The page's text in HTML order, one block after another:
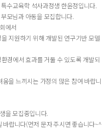
수교육학 석사과정생 한윤정입니다.
모님과 아동을 모집합니다.
에서
지원하기 위해 개발된 연구기반 모델
경에서 효과를 거둘 수 있도록 개발되
을 느끼시는 가정의 많은 참여 바랍니
을 모집중입니다.
랍니다(먼저 문자 주시면 좋습니다~^